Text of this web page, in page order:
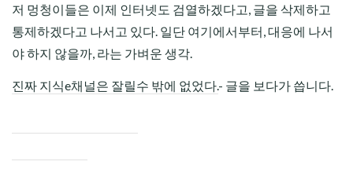
저 멍청이들은 이제 인터넷도 검열하겠다고, 글을 삭제하고
통제하겠다고 나서고 있다. 일단 여기에서부터, 대응에 나서
야 하지 않을까, 라는 가벼운 생각.
진짜 지식e채널은 잘릴수 밖에 없었다.- 글을 보다가 씁니다.